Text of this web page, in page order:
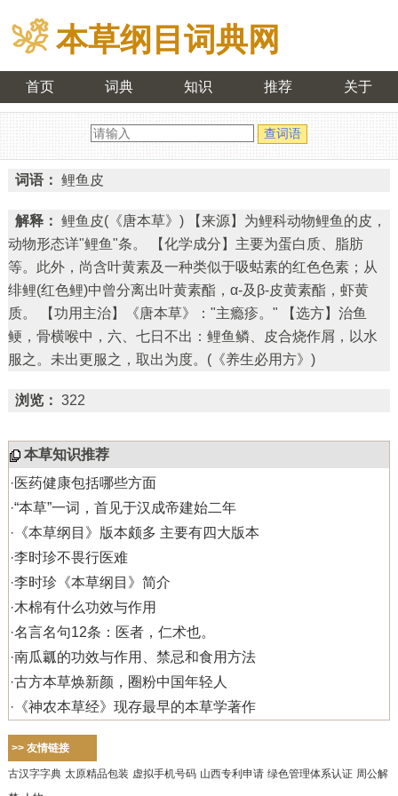
本草纲目词典网
首页 词典 知识 推荐 关于
词语： 鲤鱼皮
解释： 鲤鱼皮(《唐本草》) 【来源】为鲤科动物鲤鱼的皮，
动物形态详"鲤鱼"条。 【化学成分】主要为蛋白质、脂肪
等。此外，尚含叶黄素及一种类似于吸蛄素的红色色素；从
绯鲤(红色鲤)中曾分离出叶黄素酯，α-及β-皮黄素酯，虾黄
质。 【功用主治】《唐本草》："主瘾疹。" 【选方】治鱼
鲠，骨横喉中，六、七日不出：鲤鱼鳞、皮合烧作屑，以水
服之。未出更服之，取出为度。(《养生必用方》)
浏览： 322
本草知识推荐
·医药健康包括哪些方面
·“本草”一词，首见于汉成帝建始二年
· 《本草纲目》版本颇多 主要有四大版本
·李时珍不畏行医难
·李时珍《本草纲目》简介
·木棉有什么功效与作用
·名言名句12条：医者，仁术也。
·南瓜瓤的功效与作用、禁忌和食用方法
·古方本草焕新颜，圈粉中国年轻人
· 《神农本草经》现存最早的本草学著作
>> 友情链接
古汉字字典 太原精品包装 虚拟手机号码 山西专利申请 绿色管理体系认证 周公解